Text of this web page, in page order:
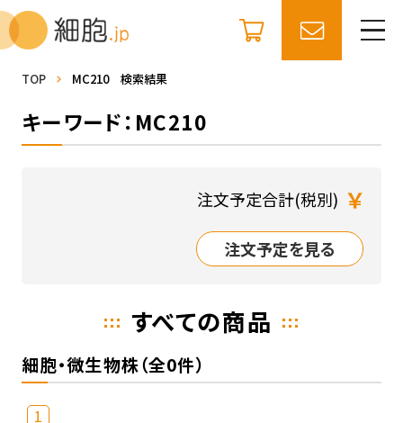
TOP MC210 検索結果
キーワード：MC210
注文予定合計(税別) ￥
注文予定を見る
すべての商品
細胞・微生物株（全0件）
1